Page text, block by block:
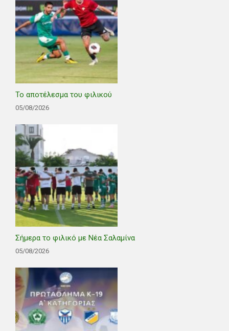
Το αποτέλεσμα του φιλικού
05/08/2026
Σήμερα το φιλικό με Νέα Σαλαμίνα
05/08/2026